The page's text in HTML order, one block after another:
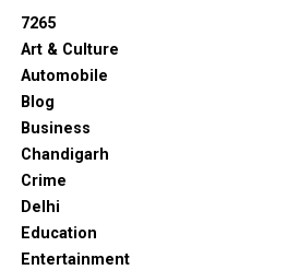
PUNJABNEWS
शहरों से लेकर छोटे कस्बों तक, लाखों के
कोई भुगतान किए hospital से इलाज लेकर
Ludhiana में होगा ब्लैकआउट मॉक
7265
Art & Culture
Automobile
Blog
Business
Chandigarh
Crime
Delhi
Education
Entertainment